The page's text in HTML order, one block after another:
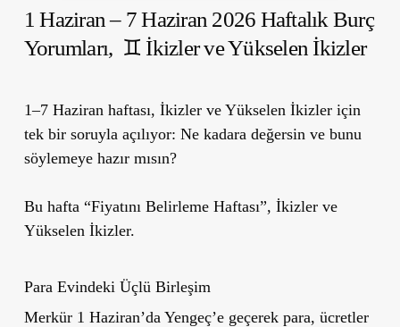
1 Haziran – 7 Haziran 2026 Haftalık Burç
Yorumları, ♊ İkizler ve Yükselen İkizler
1–7 Haziran haftası, İkizler ve Yükselen İkizler için
tek bir soruyla açılıyor: Ne kadara değersin ve bunu
söylemeye hazır mısın?
Bu hafta “Fiyatını Belirleme Haftası”, İkizler ve
Yükselen İkizler.
Para Evindeki Üçlü Birleşim
Merkür 1 Haziran’da Yengeç’e geçerek para, ücretler